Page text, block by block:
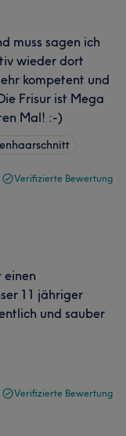
muss sagen ich
wieder dort
kompetent und
Frisur ist Mega
Mal! :-)
Verifizierte Bewertung
einen
11 jähriger
und sauber
Verifizierte Bewertung